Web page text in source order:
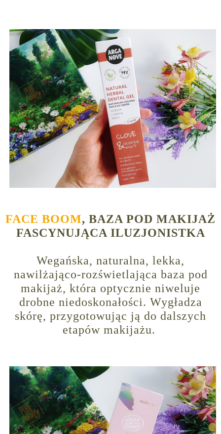
FACE BOOM, BAZA POD MAKIJAŻ
FASCYNUJĄCA ILUZJONISTKA
Wegańska, naturalna, lekka,
nawilżająco-rozświetlająca baza pod
makijaż, która optycznie niweluje
drobne niedoskonałości. Wygładza
skórę, przygotowując ją do dalszych
etapów makijażu.